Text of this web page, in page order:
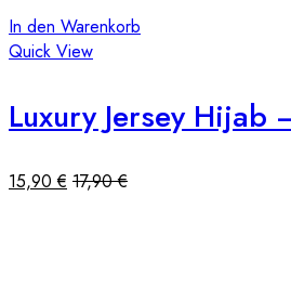
In den Warenkorb
Quick View
Luxury Jersey Hijab
15,90€ 17,90€